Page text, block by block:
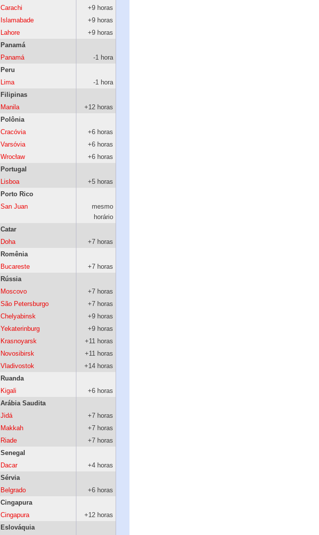
Carachi
+9 horas
Islamabade
+9 horas
Lahore
+9 horas
Panamá
Panamá
-1 hora
Peru
Lima
-1 hora
Filipinas
Manila
+12 horas
Polônia
Cracóvia
+6 horas
Varsóvia
+6 horas
Wrocław
+6 horas
Portugal
Lisboa
+5 horas
Porto Rico
San Juan
mesmo
horário
Catar
Doha
+7 horas
Romênia
Bucareste
+7 horas
Rússia
Moscovo
+7 horas
São Petersburgo
+7 horas
Chelyabinsk
+9 horas
Yekaterinburg
+9 horas
Krasnoyarsk
+11 horas
Novosibirsk
+11 horas
Vladivostok
+14 horas
Ruanda
Kigali
+6 horas
Arábia Saudita
Jidá
+7 horas
Makkah
+7 horas
Riade
+7 horas
Senegal
Dacar
+4 horas
Sérvia
Belgrado
+6 horas
Cingapura
Cingapura
+12 horas
Eslováquia